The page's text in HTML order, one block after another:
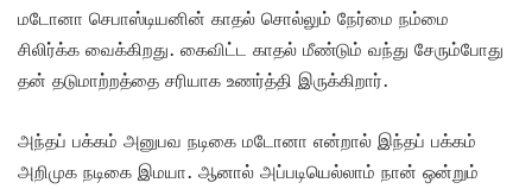
மடோனா செபாஸ்டியனின் காதல் சொல்லும் நேர்மை நம்மை
சிலிர்க்க வைக்கிறது. கைவிட்ட காதல் மீண்டும் வந்து சேரும்போது
தன் தடுமாற்றத்தை சரியாக உணர்த்தி இருக்கிறார்.
அந்தப் பக்கம் அனுபவ நடிகை மடோனா என்றால் இந்தப் பக்கம்
அறிமுக நடிகை இமயா. ஆனால் அப்படியெல்லாம் நான் ஒன்றும்